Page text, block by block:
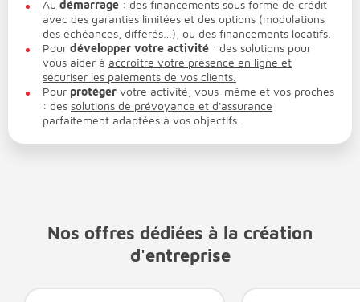
Au démarrage : des financements sous forme de crédit
avec des garanties limitées et des options (modulations
des échéances, différés…), ou des financements locatifs.
Pour développer votre activité : des solutions pour
vous aider à accroître votre présence en ligne et
sécuriser les paiements de vos clients.
Pour protéger votre activité, vous-même et vos proches
: des solutions de prévoyance et d'assurance
parfaitement adaptées à vos objectifs.
Nos offres dédiées à la création
d'entreprise